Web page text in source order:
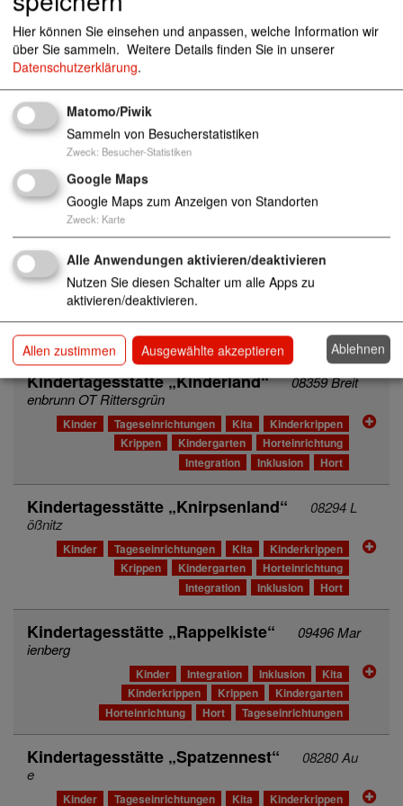
Kindertagesstätte "Weg ins Leben"
Johanngeorgenstadt
Kinder Integration Inklusion
Kita
Kinderkrippen
Horteinrichtung
Hort Tageseinrichtungen
Kindertagesstätte "Klosterzwerge"
Grünhain-Beierfeld
Kinder
Kinderkrippen
Krippen
Kindergarten
Horteinrichtung
Hort Tageseinrichtungen
Kindertagesstätte „Kinderhaus Sonnensch
ein“ 08340 Schwarzenberg
Kinder Tageseinrichtungen
Krippen
Kindergarten
Horteinrichtung
Integration
Inklusion Hort
Kindertagesstätte „Kinderland“
08359 Breit
enbrunn OT Rittersgrün
Kinder Tageseinrichtungen Kita
Kinderkrippen
Krippen
Kindergarten
Horteinrichtung
Integration
Inklusion Hort
Kindertagesstätte „Knirpsenland“
08294 L
ößnitz
Kinder Tageseinrichtungen Kita
Kinderkrippen
Krippen
Kindergarten
Horteinrichtung
Integration
Inklusion Hort
Kindertagesstätte „Rappelkiste“
09496 Mar
ienberg
Kinder Integration Inklusion
Kita
Kinderkrippen
Krippen
Kindergarten
Horteinrichtung
Hort Tageseinrichtungen
Kindertagesstätte „Spatzennest“
08280 Au
e
Kinder Tageseinrichtungen Kita Kinderkrippen
Hier können Sie einsehen und anpassen, welche Information wir
über Sie sammeln. Weitere Details finden Sie in unserer
Datenschutzerklärung.
Matomo/Piwik
Sammeln von Besucherstatistiken
Zweck: Besucher-Statistiken
Google Maps
Google Maps zum Anzeigen von Standorten
Zweck: Karte
Alle Anwendungen aktivieren/deaktivieren
Nutzen Sie diesen Schalter um alle Apps zu
aktivieren/deaktivieren.
Allen zustimmen Ausgewählte akzeptieren Ablehnen